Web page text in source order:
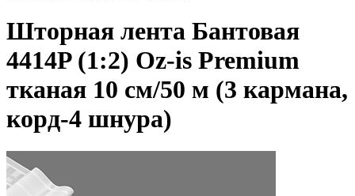
Шторная лента Бантовая
4414P (1:2) Oz-is Premium
тканая 10 см/50 м (3 кармана,
корд-4 шнура)